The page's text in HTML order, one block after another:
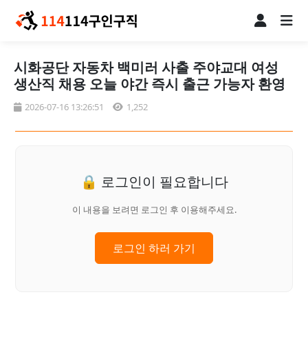
시화공단 자동차 백미러 사출 주야교대 여성
생산직 채용 오늘 야간 즉시 출근 가능자 환영
2026-07-16 13:26:51 1,252
🔒 로그인이 필요합니다
이 내용을 보려면 로그인 후 이용해주세요.
로그인 하러 가기